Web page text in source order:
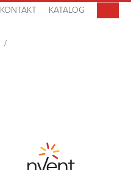
KONTAKT KATALOG